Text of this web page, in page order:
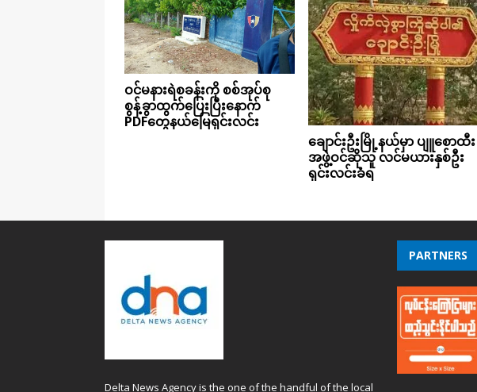
ဝင်မနားရဲစခန်းကို စစ်အုပ်စု
စွန့်ခွာထွက်ပြေးပြီးနောက်
PDFတွေနယ်မြေရှင်းလင်း
ချောင်းဦးမြို့နယ်မှာ ပျူစောထီး
အဖွဲ့ဝင်ဆိုသူ လင်မယားနှစ်ဦး
ရှင်းလင်းခံရ
Delta News Agency is the one of the handful of the local
PARTNERS